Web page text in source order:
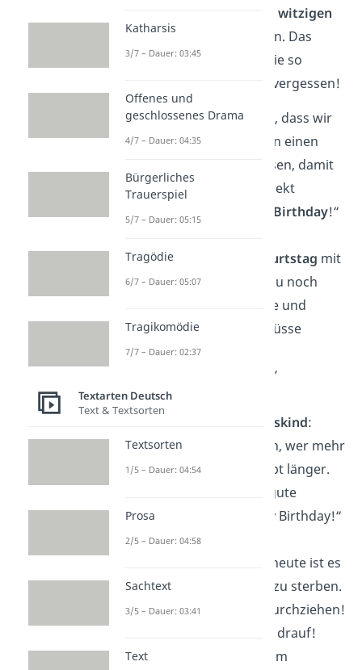
10 witzigen
Geburtstagswünsche
an. Das
Geburtstagskind wird sie so
schnell bestimmt nicht vergessen!
„Wir sind jetzt so alt, dass wir
nach dem Vorglühen einen
Kaffee trinken müssen, damit
wir im Club nicht direkt
Happy Birthday!“
“Nimm deinen Geburtstag mit
einer Prise Salz. Dazu noch
Zitrone oder Limette und
natürlich – viele Schüsse
Tequila! Herzliche
Geburtstagsgrüße!”
Liebes Geburtstagskind:
Statistiken beweisen, wer mehr
Geburtstage hat, lebt länger.
Das sind doch mal gute
Nachrichten! Happy Birthday!“
„Tja, spätestens ab heute ist es
eh zu spät um jung zu sterben.
Jetzt müssen wir´s durchziehen!
Ich freu mich schon drauf!
zu deinem
Katharsis
3/7 – Dauer: 03:45
Offenes und
geschlossenes Drama
4/7 – Dauer: 04:35
Bürgerliches
Trauerspiel
5/7 – Dauer: 05:15
Tragödie
6/7 – Dauer: 05:07
Tragikomödie
7/7 – Dauer: 02:37
Textarten Deutsch
Text & Textsorten
Textsorten
1/5 – Dauer: 04:54
Prosa
2/5 – Dauer: 04:58
Sachtext
3/5 – Dauer: 03:41
Text